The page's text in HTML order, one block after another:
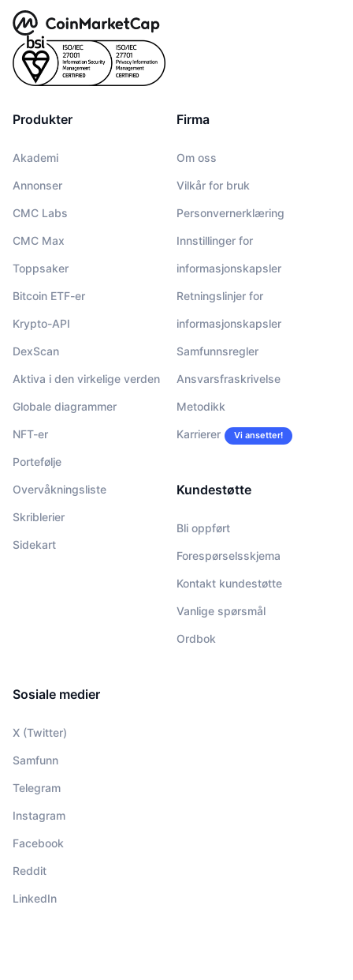
Produkter
Akademi
Annonser
CMC Labs
CMC Max
Toppsaker
Bitcoin ETF-er
Krypto-API
DexScan
Aktiva i den virkelige verden
Globale diagrammer
NFT-er
Portefølje
Overvåkningsliste
Skriblerier
Sidekart
Firma
Om oss
Vilkår for bruk
Personvernerklæring
Innstillinger for
informasjonskapsler
Retningslinjer for
informasjonskapsler
Samfunnsregler
Ansvarsfraskrivelse
Metodikk
Karrierer Vi ansetter!
Kundestøtte
Bli oppført
Forespørselsskjema
Kontakt kundestøtte
Vanlige spørsmål
Ordbok
Sosiale medier
X (Twitter)
Samfunn
Telegram
Instagram
Facebook
Reddit
LinkedIn